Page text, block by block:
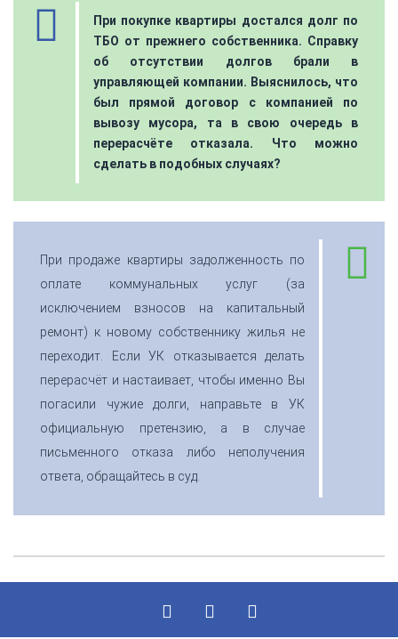
При покупке квартиры достался долг по
ТБО от прежнего собственника. Справку
об отсутствии долгов брали в
управляющей компании. Выяснилось, что
был прямой договор с компанией по
вывозу мусора, та в свою очередь в
перерасчёте отказала. Что можно
сделать в подобных случаях?
При продаже квартиры задолженность по
оплате коммунальных услуг (за
исключением взносов на капитальный
ремонт) к новому собственнику жилья не
переходит. Если УК отказывается делать
перерасчёт и настаивает, чтобы именно Вы
погасили чужие долги, направьте в УК
официальную претензию, а в случае
письменного отказа либо неполучения
ответа, обращайтесь в суд.